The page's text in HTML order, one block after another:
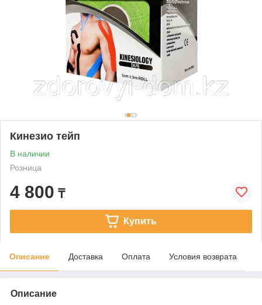
Кинезио тейп
В наличии
Розница
4 800 ₸
Купить
Описание Доставка Оплата Условия возврата
Описание